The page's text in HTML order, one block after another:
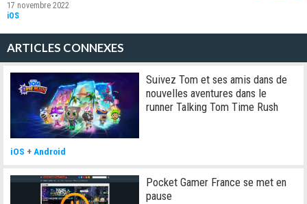
17 novembre 2022
iOS
ARTICLES CONNEXES
Suivez Tom et ses amis dans de
nouvelles aventures dans le
runner Talking Tom Time Rush
iOS + Android
Pocket Gamer France se met en
pause